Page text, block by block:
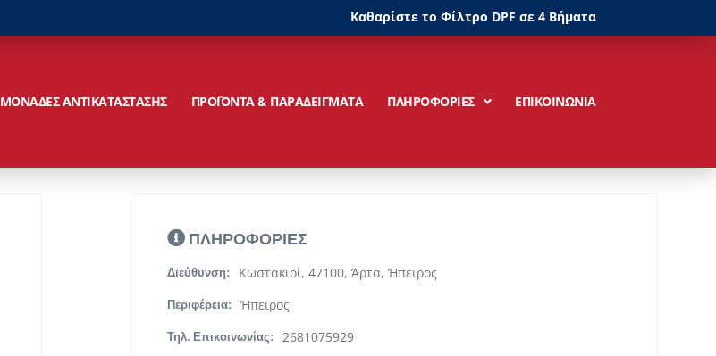
Καθαρίστε το Φίλτρο DPF σε 4 Βήματα
ΜΟΝΑΔΕΣ ΑΝΤΙΚΑΤΑΣΤΑΣΗΣ ΠΡΟΪΟΝΤΑ & ΠΑΡΑΔΕΙΓΜΑΤΑ ΠΛΗΡΟΦΟΡΙΕΣ ΕΠΙΚΟΙΝΩΝΙΑ
ΠΛΗΡΟΦΟΡΙΕΣ
Διεύθυνση:
Κωστακιοί, 47100, Άρτα, Ήπειρος
Περιφέρεια: Ήπειρος
Τηλ. Επικοινωνίας: 2681075929